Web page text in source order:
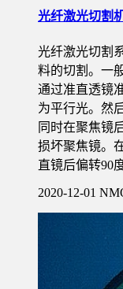
光纤激光切割
光纤激光切割
料的切割。一
通过准直透镜
为平行光。然
同时在聚焦镜
损坏聚焦镜。
直镜后偏转90
2020-12-01